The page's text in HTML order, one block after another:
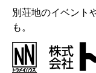
別荘地のイベント
も。